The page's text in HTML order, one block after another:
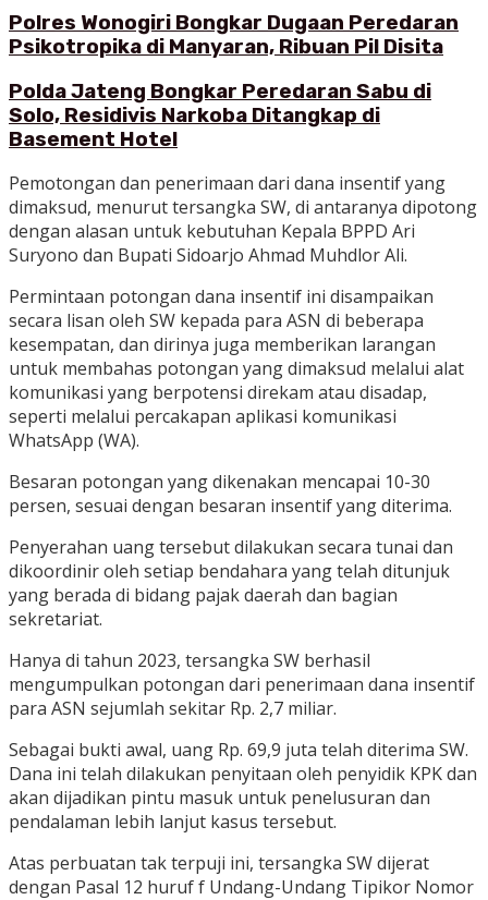
Polres Wonogiri Bongkar Dugaan Peredaran
Psikotropika di Manyaran, Ribuan Pil Disita
Polda Jateng Bongkar Peredaran Sabu di
Solo, Residivis Narkoba Ditangkap di
Basement Hotel
Pemotongan dan penerimaan dari dana insentif yang
dimaksud, menurut tersangka SW, di antaranya dipotong
dengan alasan untuk kebutuhan Kepala BPPD Ari
Suryono dan Bupati Sidoarjo Ahmad Muhdlor Ali.
Permintaan potongan dana insentif ini disampaikan
secara lisan oleh SW kepada para ASN di beberapa
kesempatan, dan dirinya juga memberikan larangan
untuk membahas potongan yang dimaksud melalui alat
komunikasi yang berpotensi direkam atau disadap,
seperti melalui percakapan aplikasi komunikasi
WhatsApp (WA).
Besaran potongan yang dikenakan mencapai 10-30
persen, sesuai dengan besaran insentif yang diterima.
Penyerahan uang tersebut dilakukan secara tunai dan
dikoordinir oleh setiap bendahara yang telah ditunjuk
yang berada di bidang pajak daerah dan bagian
sekretariat.
Hanya di tahun 2023, tersangka SW berhasil
mengumpulkan potongan dari penerimaan dana insentif
para ASN sejumlah sekitar Rp. 2,7 miliar.
Sebagai bukti awal, uang Rp. 69,9 juta telah diterima SW.
Dana ini telah dilakukan penyitaan oleh penyidik KPK dan
akan dijadikan pintu masuk untuk penelusuran dan
pendalaman lebih lanjut kasus tersebut.
Atas perbuatan tak terpuji ini, tersangka SW dijerat
dengan Pasal 12 huruf f Undang-Undang Tipikor Nomor